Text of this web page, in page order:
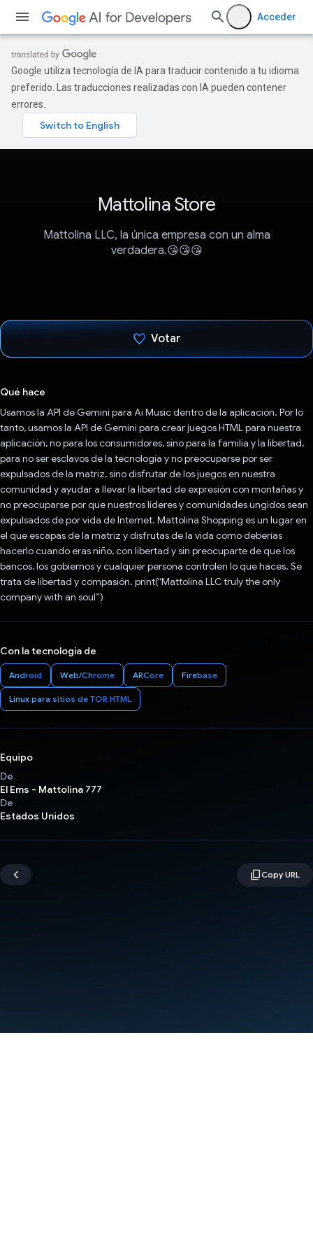
Acceder
Google utiliza tecnología de IA para traducir contenido a tu idioma
preferido. Las traducciones realizadas con IA pueden contener
errores.
Mattolina Store
Mattolina LLC, la única empresa con un alma
verdadera.😘😘😘
Votar
Qué hace
Usamos la API de Gemini para Ai Music dentro de la aplicación. Por lo
tanto, usamos la API de Gemini para crear juegos HTML para nuestra
aplicación, no para los consumidores, sino para la familia y la libertad,
para no ser esclavos de la tecnología y no preocuparse por ser
expulsados de la matriz, sino disfrutar de los juegos en nuestra
comunidad y ayudar a llevar la libertad de expresión con montañas y
no preocuparse por que nuestros líderes y comunidades ungidos sean
expulsados de por vida de Internet. Mattolina Shopping es un lugar en
el que escapas de la matriz y disfrutas de la vida como deberías
hacerlo cuando eras niño, con libertad y sin preocuparte de que los
bancos, los gobiernos y cualquier persona controlen lo que haces. Se
trata de libertad y compasión. print(“Mattolina LLC truly the only
company with an soul”)
Con la tecnología de
Android Web/Chrome ARCore Firebase
Linux para sitios de TOR HTML
Equipo
De
El Ems - Mattolina 777
De
Estados Unidos